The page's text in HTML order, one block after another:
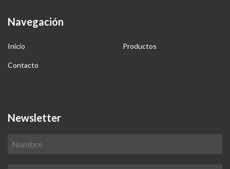
Navegación
Inicio Productos
Contacto
Newsletter